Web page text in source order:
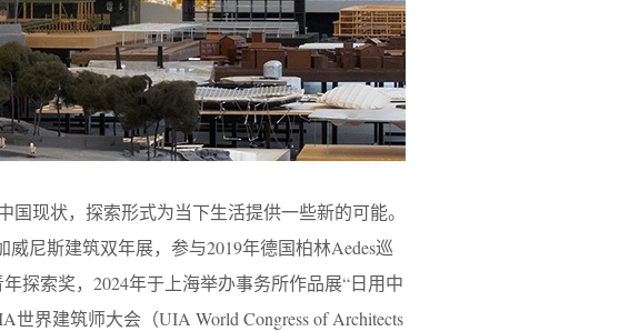
现状，探索形式为当下生活提供一些新的可能。
尼斯建筑双年展，参与2019年德国柏林Aedes巡
探索奖，2024年于上海举办事务所作品展“日用中
界建筑师大会（UIA World Congress of Architects